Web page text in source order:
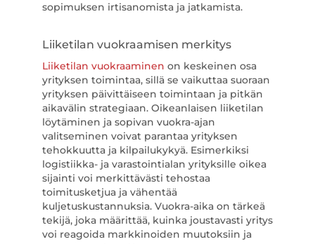
sopimuksen irtisanomista ja jatkamista.
Liiketilan vuokraamisen merkitys
Liiketilan vuokraaminen on keskeinen osa
yrityksen toimintaa, sillä se vaikuttaa suoraan
yrityksen päivittäiseen toimintaan ja pitkän
aikavälin strategiaan. Oikeanlaisen liiketilan
löytäminen ja sopivan vuokra-ajan
valitseminen voivat parantaa yrityksen
tehokkuutta ja kilpailukykyä. Esimerkiksi
logistiikka- ja varastointialan yrityksille oikea
sijainti voi merkittävästi tehostaa
toimitusketjua ja vähentää
kuljetuskustannuksia. Vuokra-aika on tärkeä
tekijä, joka määrittää, kuinka joustavasti yritys
voi reagoida markkinoiden muutoksiin ja